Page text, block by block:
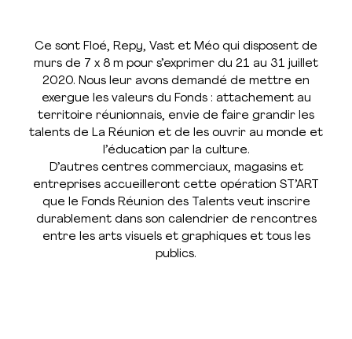
Ce sont Floé, Repy, Vast et Méo qui disposent de
murs de 7 x 8 m pour s’exprimer du 21 au 31 juillet
2020. Nous leur avons demandé de mettre en
exergue les valeurs du Fonds : attachement au
territoire réunionnais, envie de faire grandir les
talents de La Réunion et de les ouvrir au monde et
l’éducation par la culture.
D’autres centres commerciaux, magasins et
entreprises accueilleront cette opération ST’ART
que le Fonds Réunion des Talents veut inscrire
durablement dans son calendrier de rencontres
entre les arts visuels et graphiques et tous les
publics.